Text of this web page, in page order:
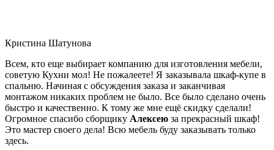
Кристина Шатунова
Всем, кто еще выбирает компанию для изготовления мебели,
советую Кухни мол! Не пожалеете! Я заказывала шкаф-купе в
спальню. Начиная с обсуждения заказа и заканчивая
монтажом никаких проблем не было. Все было сделано очень
быстро и качественно. К тому же мне ещё скидку сделали!
Огромное спасибо сборщику Алексею за прекрасный шкаф!
Это мастер своего дела! Всю мебель буду заказывать только
здесь.